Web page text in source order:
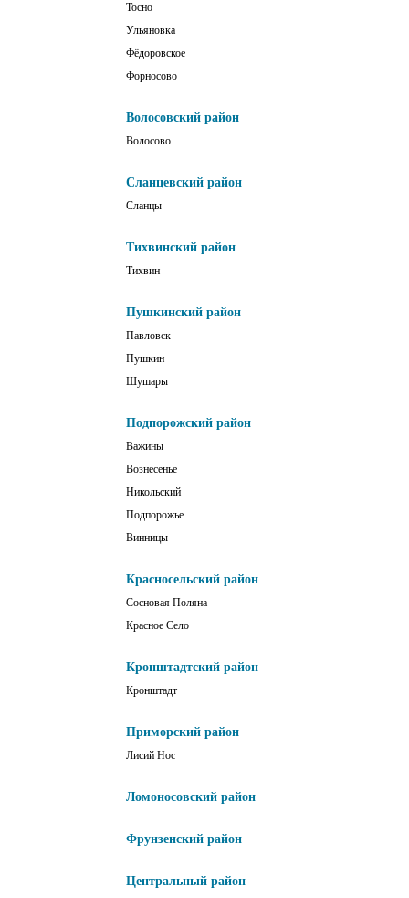
Тосно
Ульяновка
Фёдоровское
Форносово
Волосовский район
Волосово
Сланцевский район
Сланцы
Тихвинский район
Тихвин
Пушкинский район
Павловск
Пушкин
Шушары
Подпорожский район
Важины
Вознесенье
Никольский
Подпорожье
Винницы
Красносельский район
Сосновая Поляна
Красное Село
Кронштадтский район
Кронштадт
Приморский район
Лисий Нос
Ломоносовский район
Фрунзенский район
Центральный район